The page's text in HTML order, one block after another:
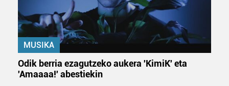
MUSIKA
Odik berria ezagutzeko aukera 'KimiK' eta
'Amaaaa!' abestiekin